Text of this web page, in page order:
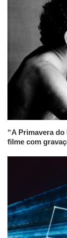
“A Primavera
filme com